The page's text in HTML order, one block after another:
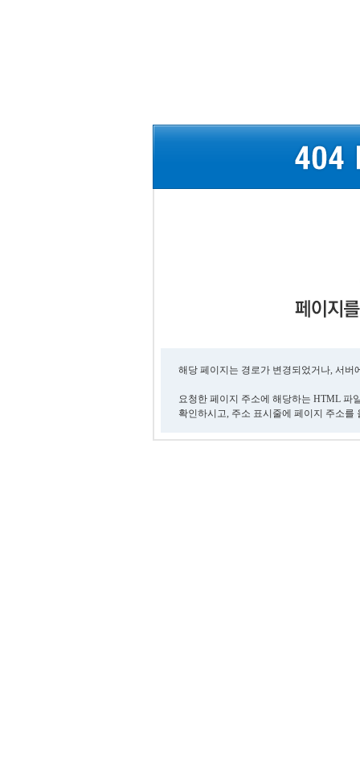
해당 페이지는 경로가 변경되었거나, 서
요청한 페이지 주소에 해당하는 HTML 파
확인하시고, 주소 표시줄에 페이지 주소